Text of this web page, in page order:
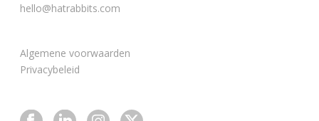
hello@hatrabbits.com
Algemene voorwaarden
Privacybeleid